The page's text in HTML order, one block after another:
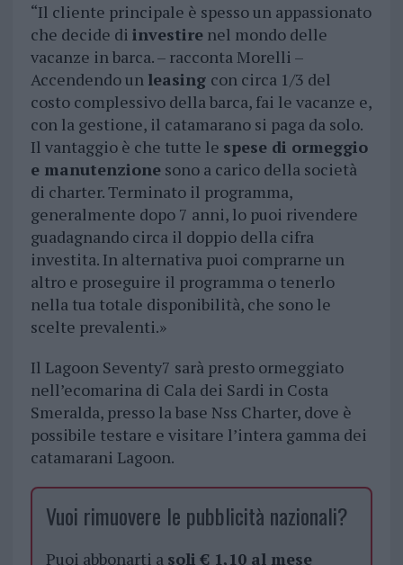
“Il cliente principale è spesso un appassionato
che decide di investirenel mondo delle
vacanze in barca. – racconta Morelli –
Accendendo un leasing con circa 1/3 del
costo complessivo della barca, fai le vacanze e,
con la gestione, il catamarano si paga da solo.
Il vantaggio è che tutte le spese di ormeggio
e manutenzionesono a carico della società
di charter. Terminato il programma,
generalmente dopo 7 anni, lo puoi rivendere
guadagnando circa il doppio della cifra
investita. In alternativa puoi comprarne un
altro e proseguire il programma o tenerlo
nella tua totale disponibilità, che sono le
scelte prevalenti.»
Il Lagoon Seventy7 sarà presto ormeggiato
nell’ecomarina di Cala dei Sardi in Costa
Smeralda, presso la base Nss Charter, dove è
possibile testare e visitare l’intera gamma dei
catamarani Lagoon.
Vuoi rimuovere le pubblicità nazionali?
Puoi abbonarti a soli € 1,10 al mese